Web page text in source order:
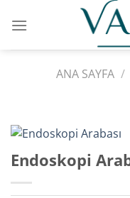
atla
ANA SAYFA /
Endoskopi